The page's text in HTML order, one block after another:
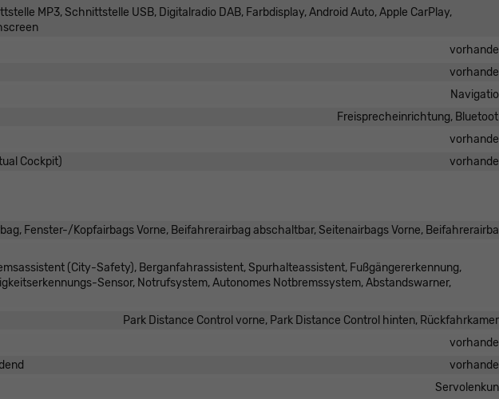
MP3, Schnittstelle USB, Digitalradio DAB, Farbdisplay, Android Auto, Apple CarPlay,
Freisprecheinrichtung,
Cockpit)
Fenster-/Kopfairbags Vorne, Beifahrerairbag abschaltbar, Seitenairbags Vorne,
(City-Safety), Berganfahrassistent, Spurhalteassistent, Fußgängererkennung,
Sensor, Notrufsystem, Autonomes Notbremssystem, Abstandswarner,
Park Distance Control vorne, Park Distance Control hinten,